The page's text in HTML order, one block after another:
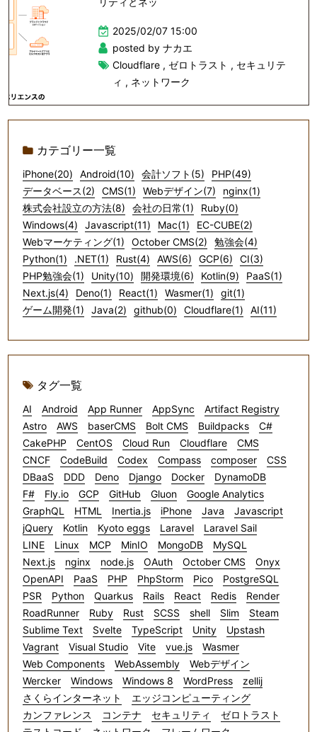
2025/02/07 15:00
posted by ナカエ
Cloudflare, ゼロトラスト , セキュリテ
ィ , ネットワーク
カテゴリー一覧
iPhone(20) Android(10) 会計ソフト(5)
PHP(49)
データベース(2)
CMS(1) Webデザイン(7)
nginx(1)
株式会社設立の方法(8)
会社の日常(1)
Ruby(0)
Windows(4)
Javascript(11) Mac(1)
EC-CUBE(2)
Webマーケティング(1)
October CMS(2)
勉強会(4)
Python(1)
.NET(1) Rust(4) AWS(6) GCP(6)
CI(3)
PHP勉強会(1)
Unity(10) 開発環境(6) Kotlin(9)
PaaS(1)
Next.js(4)
Deno(1) React(1) Wasmer(1)
git(1)
ゲーム開発(1)
Java(2) github(0) Cloudflare(1) AI(11)
タグ一覧
AI Android App Runner AppSync
Artifact Registry
Astro
AWS baserCMS Bolt CMS Buildpacks
C#
CakePHP
CentOS Cloud Run Cloudflare
CMS
CNCF
CodeBuild Codex Compass composer
CSS
DBaaS
DDD Deno Django Docker
DynamoDB
F#
Fly.io GCP GitHub Gluon
Google Analytics
GraphQL
HTML Inertia.js iPhone Java
Javascript
jQuery
Kotlin Kyoto eggs Laravel
Laravel Sail
LINE
Linux MCP MinIO MongoDB
MySQL
Next.js
nginx node.js OAuth October CMS
Onyx
OpenAPI
PaaS PHP PhpStorm Pico
PostgreSQL
PSR
Python Quarkus Rails React Redis
Render
RoadRunner
Ruby Rust SCSS shell Slim
Steam
Sublime Text
Svelte TypeScript Unity
Upstash
Vagrant
Visual Studio Vite vue.js
Wasmer
Web Components
WebAssembly
Webデザイン
Wercker
Windows Windows 8 WordPress
zellij
さくらインターネット
エッジコンピューティング
カンファレンス
コンテナ セキュリティ
ゼロトラスト